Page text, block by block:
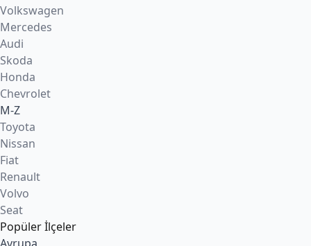
Volkswagen
Mercedes
Audi
Skoda
Honda
Chevrolet
M-Z
Toyota
Nissan
Fiat
Renault
Volvo
Seat
Popüler İlçeler